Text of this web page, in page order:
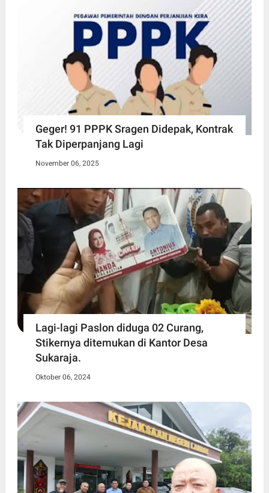
Geger! 91 PPPK Sragen Didepak, Kontrak
Tak Diperpanjang Lagi
November 06, 2025
Lagi-lagi Paslon diduga 02 Curang,
Stikernya ditemukan di Kantor Desa
Sukaraja.
Oktober 06, 2024